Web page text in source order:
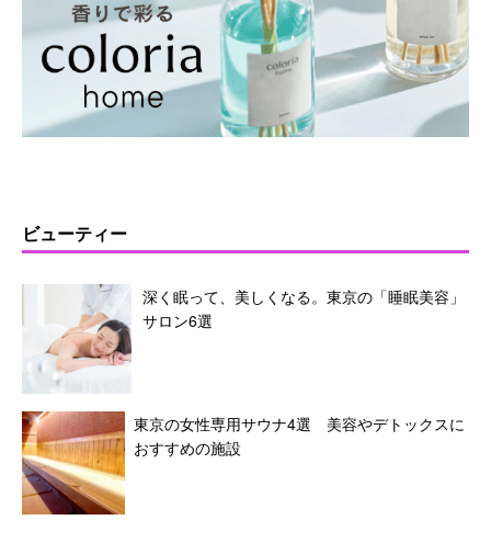
ビューティー
深く眠って、美しくなる。東京の「睡眠美容」
サロン6選
東京の女性専用サウナ4選 美容やデトックスに
おすすめの施設